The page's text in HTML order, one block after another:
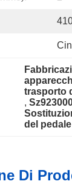
trasporto
,
del
Di